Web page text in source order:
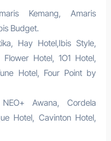
Kemang, Amaris
Budget.
Hay Hotel,Ibis Style,
Hotel, 1O1 Hotel,
Hotel, Four Point by
Awana, Cordela
Hotel, Cavinton Hotel,